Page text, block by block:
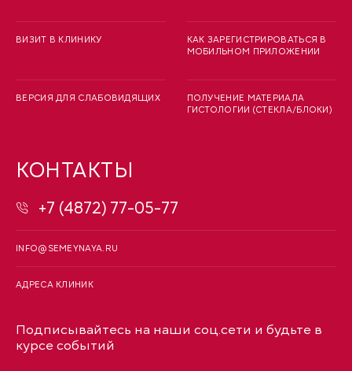
ВИЗИТ В КЛИНИКУ
ВЕРСИЯ ДЛЯ СЛАБОВИДЯЩИХ
КАК ЗАРЕГИСТРИРОВАТЬСЯ В
МОБИЛЬНОМ ПРИЛОЖЕНИИ
ПОЛУЧЕНИЕ МАТЕРИАЛА
ГИСТОЛОГИИ (СТЕКЛА/БЛОКИ)
КОНТАКТЫ
+7 (4872) 77-05-77
INFO@SEMEYNAYA.RU
АДРЕСА КЛИНИК
Подписывайтесь на наши соц.сети и будьте в
курсе событий